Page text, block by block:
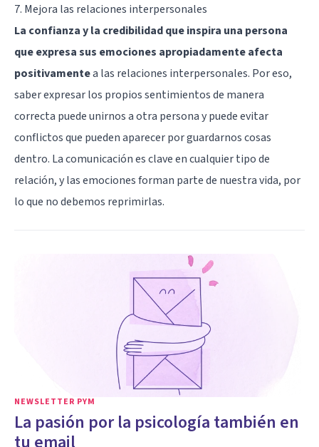
7. Mejora las relaciones interpersonales
La confianza y la credibilidad que inspira una persona
que expresa sus emociones apropiadamente afecta
positivamentea las relaciones interpersonales. Por eso,
saber expresar los propios sentimientos de manera
correcta puede unirnos a otra persona y puede evitar
conflictos que pueden aparecer por guardarnos cosas
dentro. La comunicación es clave en cualquier tipo de
relación, y las emociones forman parte de nuestra vida, por
lo que no debemos reprimirlas.
NEWSLETTER PYM
La pasión por la psicología también en